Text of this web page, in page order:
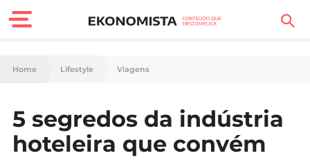
Finanças Pessoais
Carreira
Home Lifestyle Viagens
5 segredos da indústria
hoteleira que convém